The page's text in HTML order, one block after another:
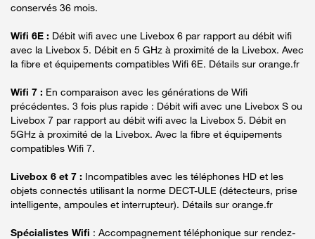
conservés 36 mois.
Wifi 6E : Débit wifi avec une Livebox 6 par rapport au débit wifi
avec la Livebox 5. Débit en 5 GHz à proximité de la Livebox. Avec
la fibre et équipements compatibles Wifi 6E. Détails sur orange.fr
Wifi 7 : En comparaison avec les générations de Wifi
précédentes. 3 fois plus rapide : Débit wifi avec une Livebox S ou
Livebox 7 par rapport au débit wifi avec la Livebox 5. Débit en
5GHz à proximité de la Livebox. Avec la fibre et équipements
compatibles Wifi 7.
Livebox 6 et 7 : Incompatibles avec les téléphones HD et les
objets connectés utilisant la norme DECT-ULE (détecteurs, prise
intelligente, ampoules et interrupteur). Détails sur orange.fr
Spécialistes Wifi : Accompagnement téléphonique sur rendez-